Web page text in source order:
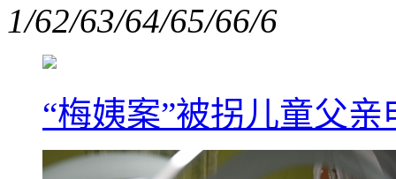
1/62/63/64/65/66/6
“梅姨案”被拐儿童父